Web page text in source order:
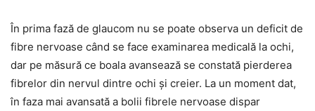
În prima fază de glaucom nu se poate observa un deficit de
fibre nervoase când se face examinarea medicală la ochi,
dar pe măsură ce boala avansează se constată pierderea
fibrelor din nervul dintre ochi și creier. La un moment dat,
în faza mai avansată a bolii fibrele nervoase dispar